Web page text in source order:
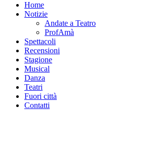
Home
Notizie
Andate a Teatro
ProfAmà
Spettacoli
Recensioni
Stagione
Musical
Danza
Teatri
Fuori città
Contatti